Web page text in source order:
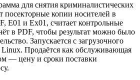
для снятия криминалистических
посекторные копии носителей в
E01 и Ex01, считает контрольные
в PDF, чтобы результат можно было
Запускается с загрузочного
Продаётся как обслуживающая
— цену и сроки поставки